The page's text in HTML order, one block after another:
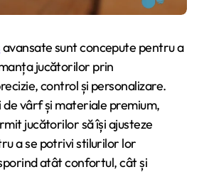
avansate sunt concepute pentru a
jucătorilor prin
control și personalizare.
de vârf și materiale premium,
jucătorilor să își ajusteze
a se potrivi stilurilor lor
atât confortul, cât și